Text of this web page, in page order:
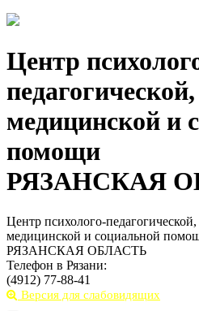
Центр
педагогической,
медицинской и
помощи
РЯЗАНСКАЯ
Центр психолого-педагогической,
медицинской и социальной
РЯЗАНСКАЯ ОБЛАСТЬ
Телефон в Рязани:
(4912) 77-88-41
Версия для слабовидящих